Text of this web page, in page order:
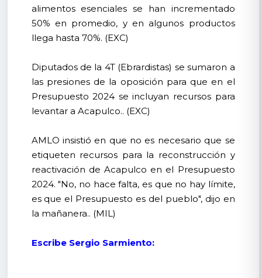
alimentos esenciales se han incrementado
50% en promedio, y en algunos productos
llega hasta 70%. (EXC)
Diputados de la 4T (Ebrardistas) se sumaron a
las presiones de la oposición para que en el
Presupuesto 2024 se incluyan recursos para
levantar a Acapulco.. (EXC)
AMLO insistió en que no es necesario que se
etiqueten recursos para la reconstrucción y
reactivación de Acapulco en el Presupuesto
2024. "No, no hace falta, es que no hay límite,
es que el Presupuesto es del pueblo", dijo en
la mañanera.. (MIL)
Escribe Sergio Sarmiento: